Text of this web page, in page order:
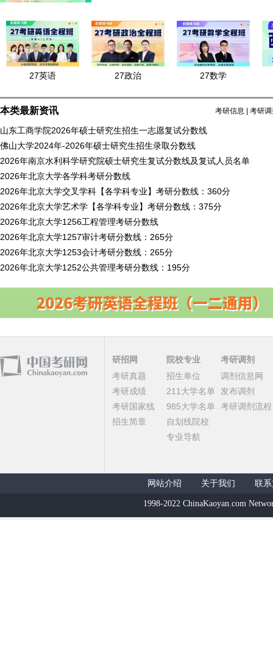
27英语 27政治 27数学
本类最新资讯 考研信息 考研
山东工商学院2026年硕士研究生招生一志愿复试分数线
佛山大学2024年-2026年硕士研究生招生录取分数线
2026年南京水利科学研究院硕士研究生复试分数线及复试人员名单
2026年北京大学各学科考研分数线
2026年北京大学交叉学科【各学科专业】考研分数线：360分
2026年北京大学艺术学【各学科专业】考研分数线：375分
2026年北京大学1256工程管理考研分数线
2026年北京大学1257审计考研分数线：265分
2026年北京大学1253会计考研分数线：265分
2026年北京大学1252公共管理考研分数线：195分
研招网
考研真题
考研成绩
考研国家线
招生简章
院校专业
招生单位
211大学名单
985大学名单
自划线院校
专业导航
考研调剂
调剂信息网
发布调剂
考研调剂流程
网站介绍 关于我们 联
1998-2022 ChinaKaoyan.com